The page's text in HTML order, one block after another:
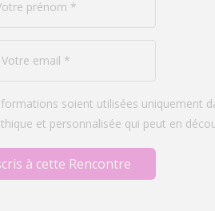
soient utilisées uniquement
et personnalisée qui peut en
à cette Rencontre